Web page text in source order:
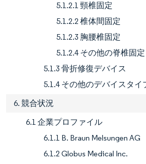
5.1.2.1 頸椎固定
5.1.2.2 椎体間固定
5.1.2.3 胸腰椎固定
5.1.2.4 その他の脊椎固定
5.1.3 骨折修復デバイス
5.1.4 その他のデバイスタイ
6. 競合状況
6.1 企業プロファイル
6.1.1 B. Braun Melsungen AG
6.1.2 Globus Medical Inc.